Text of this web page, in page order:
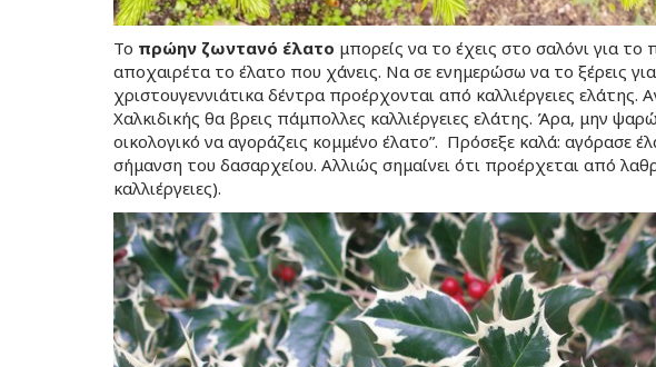
Το πρώην ζωντανό έλατο μπορείς να το έχεις στο σαλόνι για
αποχαιρέτα το έλατο που χάνεις. Να σε ενημερώσω να το ξέρεις
χριστουγεννιάτικα δέντρα προέρχονται από καλλιέργειες ελάτης.
Χαλκιδικής θα βρεις πάμπολλες καλλιέργειες ελάτης. Άρα, μην
οικολογικό να αγοράζεις κομμένο έλατο”. Πρόσεξε καλά: αγόρασε
σήμανση του δασαρχείου. Αλλιώς σημαίνει ότι προέρχεται από
καλλιέργειες).